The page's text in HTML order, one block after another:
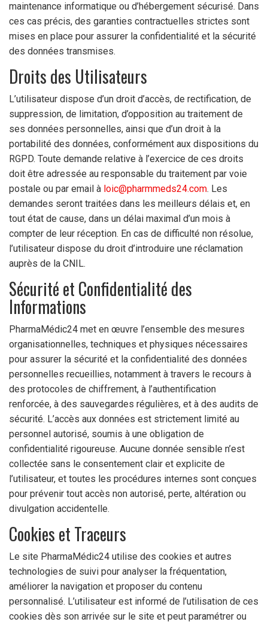
maintenance informatique ou d’hébergement sécurisé. Dans
ces cas précis, des garanties contractuelles strictes sont
mises en place pour assurer la confidentialité et la sécurité
des données transmises.
Droits des Utilisateurs
L’utilisateur dispose d’un droit d’accès, de rectification, de
suppression, de limitation, d’opposition au traitement de
ses données personnelles, ainsi que d’un droit à la
portabilité des données, conformément aux dispositions du
RGPD. Toute demande relative à l’exercice de ces droits
doit être adressée au responsable du traitement par voie
postale ou par email à loic@pharmmeds24.com. Les
demandes seront traitées dans les meilleurs délais et, en
tout état de cause, dans un délai maximal d’un mois à
compter de leur réception. En cas de difficulté non résolue,
l’utilisateur dispose du droit d’introduire une réclamation
auprès de la CNIL.
Sécurité et Confidentialité des
Informations
PharmaMédic24 met en œuvre l’ensemble des mesures
organisationnelles, techniques et physiques nécessaires
pour assurer la sécurité et la confidentialité des données
personnelles recueillies, notamment à travers le recours à
des protocoles de chiffrement, à l’authentification
renforcée, à des sauvegardes régulières, et à des audits de
sécurité. L’accès aux données est strictement limité au
personnel autorisé, soumis à une obligation de
confidentialité rigoureuse. Aucune donnée sensible n’est
collectée sans le consentement clair et explicite de
l’utilisateur, et toutes les procédures internes sont conçues
pour prévenir tout accès non autorisé, perte, altération ou
divulgation accidentelle.
Cookies et Traceurs
Le site PharmaMédic24 utilise des cookies et autres
technologies de suivi pour analyser la fréquentation,
améliorer la navigation et proposer du contenu
personnalisé. L’utilisateur est informé de l’utilisation de ces
cookies dès son arrivée sur le site et peut paramétrer ou